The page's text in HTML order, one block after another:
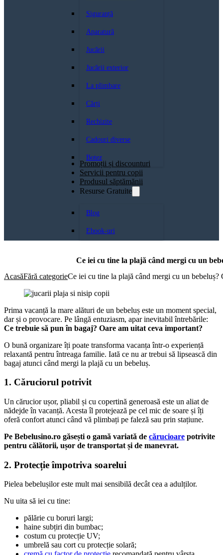
Siguranță
Aparatură
Jucării
Jucării exterior
La plimbare
Cărți
Rechizite
Cadouri diverse
Botez
Promoții și discounturi
Servicii pentru copii
Produsul săptămănii
Resurse Gratuite
Blog
Ebook-uri
Ce iei cu tine la plajă când mergi cu un
AcasăFără categorieCe iei cu tine la plajă când mergi cu un
Prima vacanță la mare alături de un bebeluș este un moment special,
dar și o provocare. Pe lângă entuziasm, apar inevitabil întrebările:
Ce trebuie să pun în bagaj? Oare am uitat ceva important?
O bună organizare îți poate transforma vacanța într-o experiență
relaxantă pentru întreaga familie. Iată ce nu ar trebui să lipsească din
bagaj atunci când mergi la plajă cu un bebeluș.
1. Căruciorul potrivit
Un cărucior ușor, pliabil și cu copertină generoasă este un aliat de
nădejde în vacanță. Acesta îl protejează pe cel mic de soare și îți
oferă confort atunci când vă plimbați pe faleză sau prin stațiune.
Pe Bebelusino.ro găsești o gamă variată de cărucioare potrivite
pentru călătorii, ușor de transportat și de manevrat.
2. Protecție împotriva soarelui
Pielea bebelușilor este mult mai sensibilă decât cea a adulților.
Nu uita să iei cu tine:
pălărie cu boruri largi;
haine subțiri din bumbac;
costum cu protecție UV;
umbrelă sau cort cu protecție solară;